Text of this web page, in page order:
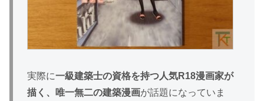
実際に一級建築士の資格を持つ人気R18漫画家が
描く、唯一無二の建築漫画が話題になっていま